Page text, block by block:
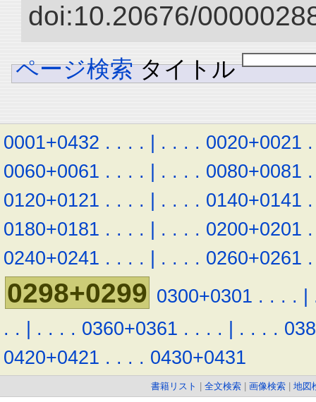
doi:10.20676/
ページ検索 タイトル
0001+0432 . . . . | . . . . 0020+0021 .
0060+0061 . . . . | . . . . 0080+0081 .
0120+0121 . . . . | . . . . 0140+0141 .
0180+0181 . . . . | . . . . 0200+0201 .
0240+0241 . . . . | . . . . 0260+0261 .
0298+0299 0300+0301 . . . . |
. . | . . . . 0360+0361 . . . . | . . . .
0420+0421 . . . . 0430+0431
書籍リスト 全文検索 画像検索 地図